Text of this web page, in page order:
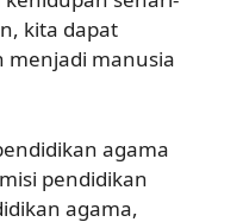
kita dapat
menjadi manusia
agama
pendidikan
agama,